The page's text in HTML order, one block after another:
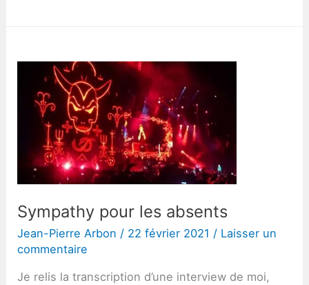
Sympathy pour les absents
Jean-Pierre Arbon / 22 février 2021 / Laisser un
commentaire
Je relis la transcription d’une interview de moi,